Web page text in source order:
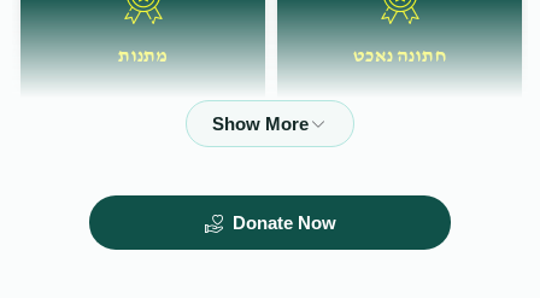
חתונה נאכט מתנות
$10,000.00
Donate Now